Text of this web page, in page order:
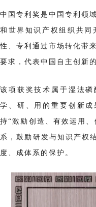
中国专利奖是中国专利领
和世界知识产权组织共同
性、专利通过市场转化带
要求，代表中国自主创新
该项获奖技术属于湿法磷
学、研、用的重要创新
持“激励创造、有效运用
系，鼓励研发与知识产权
度、成体系的保护。